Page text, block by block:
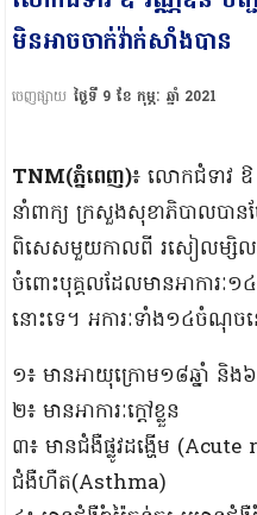
មិនអាចចាក់វ៉ាក់សាំងបាន
ចេញផ្សាយ ថ្ងៃទី 9 ខែ កុម្ភៈ ឆ្នាំ 2021
TNM(ភ្នំពេញ)៖ លោកជំទាវ ឱ
នាំពាក្យ ក្រសួងសុខាភិបាលបាន
ពិសេសមួយកាលពី រសៀលម្សិល
ចំពោះបុគ្គលដែលមានអាការៈ
នោះទេ។ អការៈទាំង១៤ចំណុច
១៖ មានអាយុក្រោម១៨ឆ្នាំ និង
២៖ មានអាការៈក្ដៅខ្លួន
៣៖ មានជំងឺផ្លូវដង្ហើម
ជំងឺហឺត(Asthma)